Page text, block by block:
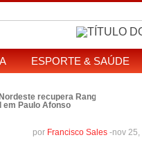
ESPORTE & SAÚDE
recupera Range Rover
em Paulo Afonso
nov 25,
por Francisco Sales -